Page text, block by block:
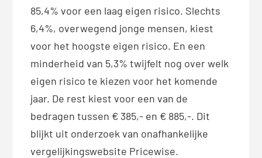
85,4% voor een laag eigen risico. Slechts
6,4%, overwegend jonge mensen, kiest
voor het hoogste eigen risico. En een
minderheid van 5,3% twijfelt nog over welk
eigen risico te kiezen voor het komende
jaar. De rest kiest voor een van de
bedragen tussen € 385,- en € 885,-. Dit
blijkt uit onderzoek van onafhankelijke
vergelijkingswebsite Pricewise.